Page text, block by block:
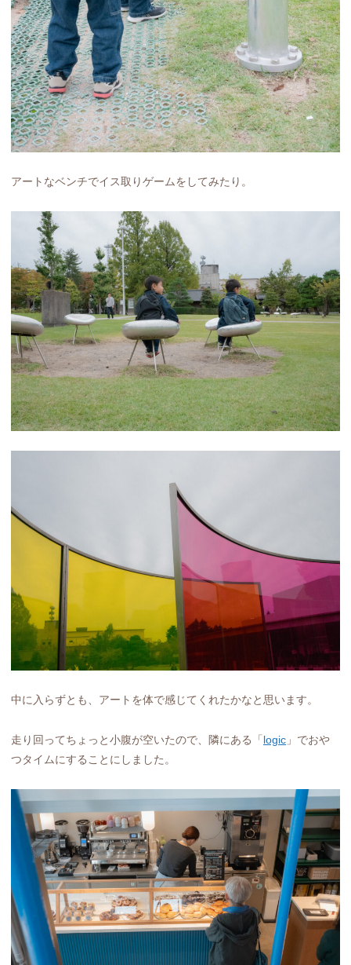
アートなベンチでイス取りゲームをしてみたり。
中に入らずとも、アートを体で感じてくれたかなと思います。
走り回ってちょっと小腹が空いたので、隣にある「 logic 」でおや
つタイムにすることにしました。